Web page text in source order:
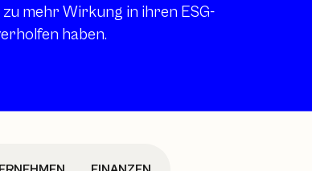
mehr Wirkung in ihren ESG-
haben.